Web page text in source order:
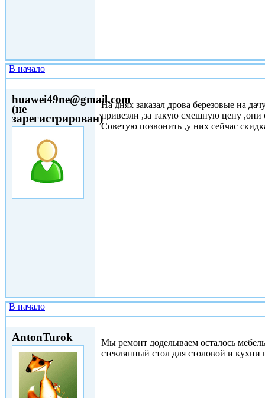
В начало
huawei49ne@gmail.com
(не
зарегистрирован)
На днях заказал дрова березовые на
привезли ,за такую смешную цену ,они
Советую позвонить ,у них сейчас
В начало
AntonTurok
Мы ремонт доделываем осталось
стеклянный стол для столовой и